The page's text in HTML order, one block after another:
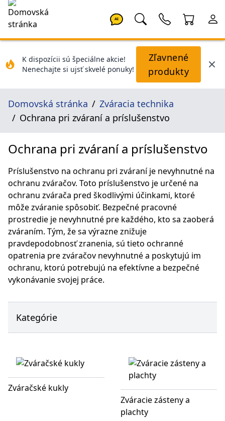
AI
K dispozícii sú špeciálne akcie!
Nenechajte si ujsť skvelé ponuky!
Zľavnené
produkty
Domovská stránka
Zváracia technika
Ochrana pri zváraní a príslušenstvo
Ochrana pri zváraní a príslušenstvo
Príslušenstvo na ochranu pri zváraní je nevyhnutné na
ochranu zváračov. Toto príslušenstvo je určené na
ochranu zvárača pred škodlivými účinkami, ktoré
môže zváranie spôsobiť. Bezpečné pracovné
prostredie je nevyhnutné pre každého, kto sa zaoberá
zváraním. Tým, že sa výrazne znižuje
pravdepodobnosť zranenia, sú tieto ochranné
opatrenia pre zváračov nevyhnutné a poskytujú im
ochranu, ktorú potrebujú na efektívne a bezpečné
vykonávanie svojej práce.
Kategórie
Zváračské kukly
Zváracie zásteny a
plachty